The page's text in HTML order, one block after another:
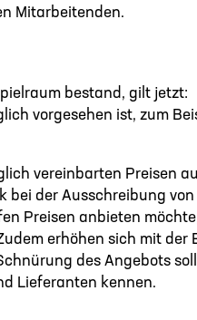
Mitarbeitenden.
bestand, gilt jetzt:
vorgesehen ist, zum
vereinbarten Preisen
bei der Ausschreibung von
Preisen anbieten
erhöhen sich mit der
des Angebots
Lieferanten kennen.